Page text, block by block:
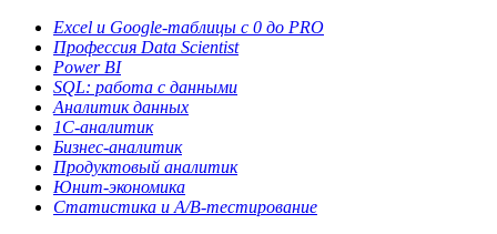
Excel и Google-таблицы с 0 до PRO
Профессия Data Scientist
Power BI
SQL: работа с данными
Аналитик данных
1С-аналитик
Бизнес-аналитик
Продуктовый аналитик
Юнит-экономика
Статистика и A/B-тестирование